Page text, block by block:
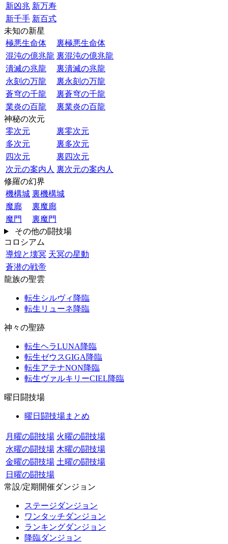
新凶兆 新万寿
新千手 新百式
未知の新星
極悪生命体
裏極悪生命体
混沌の億兆龍 裏混沌の億兆龍
潰滅の兆龍
裏潰滅の兆龍
永刻の万龍
裏永刻の万龍
蒼穹の千龍
裏蒼穹の千龍
業炎の百龍
裏業炎の百龍
神秘の次元
零次元
裏零次元
多次元
裏多次元
四次元
裏四次元
次元の案内人 裏次元の案内人
修羅の幻界
機構城 裏機構城
魔廊
裏魔廊
魔門
裏魔門
その他の闘技場
コロシアム
導煌と壊冥 天冥の星動
蒼潜の戦帝
龍族の聖雲
転生シルヴィ降臨
転生リューネ降臨
神々の聖跡
転生ヘラLUNA降臨
転生ゼウスGIGA降臨
転生アテナNON降臨
転生ヴァルキリーCIEL降臨
曜日闘技場
曜日闘技場まとめ
月曜の闘技場 火曜の闘技場
水曜の闘技場 木曜の闘技場
金曜の闘技場 土曜の闘技場
日曜の闘技場
常設/定期開催ダンジョン
ステージダンジョン
ワンタッチダンジョン
ランキングダンジョン
降臨ダンジョン